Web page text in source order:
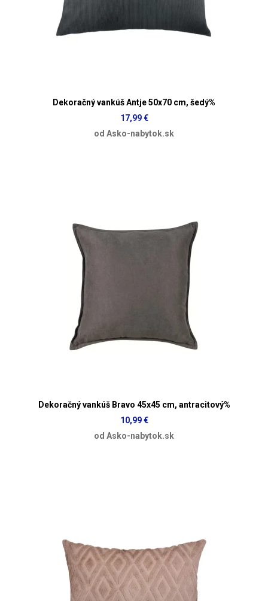
Dekoračný vankúš Antje 50x70 cm, šedý%
17,99 €
od Asko-nabytok.sk
Dekoračný vankúš Bravo 45x45 cm, antracitový%
10,99 €
od Asko-nabytok.sk